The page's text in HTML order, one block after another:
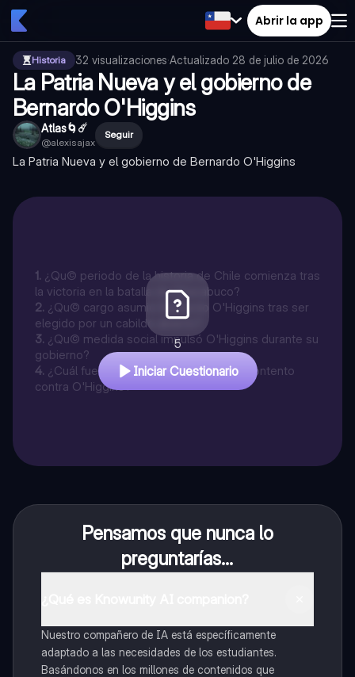
Abrir la app
Historia 32 visualizaciones·Actualizado 28 de julio de 2026
La Patria Nueva y el gobierno de
Bernardo O'Higgins
Atlas🌀☄️
@alexisajax
Seguir
La Patria Nueva y el gobierno de Bernardo O'Higgins
1. ¿Qu© periodo de la historia de Chile comienza tras
la victoria en la batalla de Chacabuco?
2. ¿Qu© cargo asumió Bernardo O'Higgins tras ser
elegido por un cabildo abierto?
3. ¿Qu© medida social impulsó O'Higgins durante su
gobierno?
4. ¿Cuál fue una causa principal del descontento
contra O'Higgins?
5
Iniciar Cuestionario
Pensamos que nunca lo
preguntarías...
Nuestro compañero de IA está específicamente
adaptado a las necesidades de los estudiantes.
Basándonos en los millones de contenidos que